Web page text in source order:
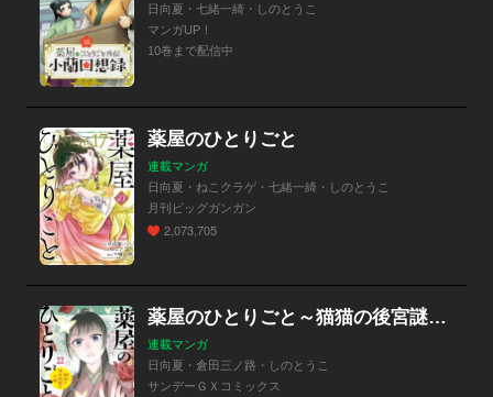
日向夏・七緒一綺・しのとうこ
マンガUP！
10巻まで配信中
薬屋のひとりごと
連載マンガ
日向夏・ねこクラゲ・七緒一綺・しのとうこ
月刊ビッグガンガン
2,073,705
薬屋のひとりごと～猫猫の後宮謎解き手帳～
連載マンガ
日向夏・倉田三ノ路・しのとうこ
サンデーＧＸコミックス